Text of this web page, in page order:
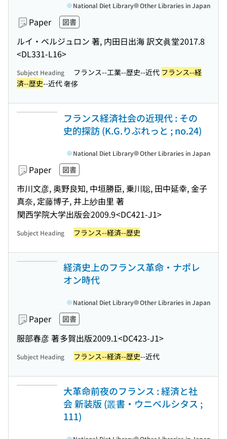
Paper 図書
ルイ・ベルジュロン 著, 内田日出海 訳文眞堂2017.8
<DL331-L16>
National Diet Library Other Libraries in Japan
Subject Heading フランス--工業--歴史--近代 フランス--経
済--歴史--近代 奢侈
フランス経済社会の近現代 : その
史的探訪 (K.G.りぶれっと ; no.24)
Paper 図書
市川文彦, 奥野良知, 中垣勝臣, 乗川聡, 田中延幸, 金子
真奈, 定藤博子, 井上紗由里 著
関西学院大学出版会2009.9<DC421-J1>
National Diet Library Other Libraries in Japan
Subject Heading フランス--経済--歴史
経済史上のフランス革命・ナポレ
オン時代
Paper 図書
服部春彦 著多賀出版2009.1<DC423-J1>
National Diet Library Other Libraries in Japan
Subject Heading フランス--経済--歴史--近代
大革命前夜のフランス : 経済と社
会 新装版 (叢書・ウニベルシタス ;
111)